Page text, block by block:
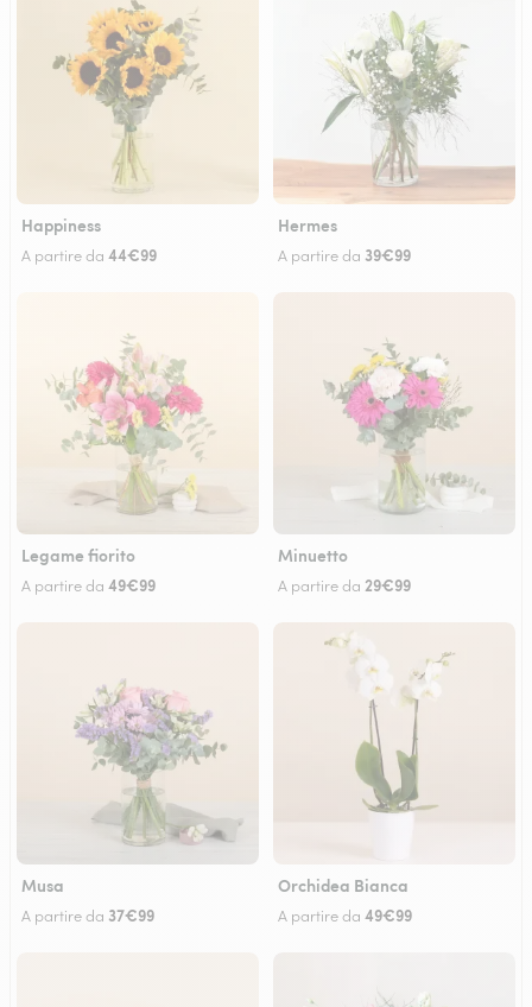
Happiness
A partire da 44€99
Hermes
A partire da 39€99
Legame fiorito
A partire da 49€99
Minuetto
A partire da 29€99
Musa
A partire da 37€99
Orchidea Bianca
A partire da 49€99